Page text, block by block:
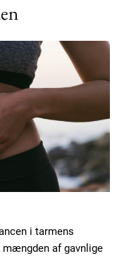
i tarmens
af gavnlige